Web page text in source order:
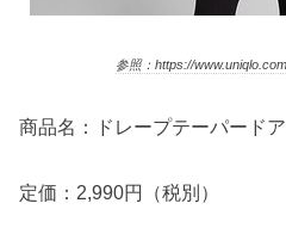
参照：https://
商品名：ドレープテーパード
定価：2,990円（税別）